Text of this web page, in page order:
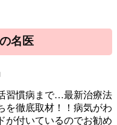
名医
習慣病まで…最新治療法
を徹底取材！！病気がわ
が付いているのでお勧め